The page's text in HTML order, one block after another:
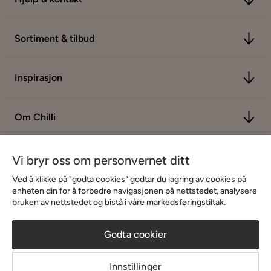
Sortiment & tilbud
Inspirasjon
Om Chilli
Vi bryr oss om personvernet ditt
Ved å klikke på "godta cookies" godtar du lagring av cookies på
enheten din for å forbedre navigasjonen på nettstedet, analysere
bruken av nettstedet og bistå i våre markedsføringstiltak.
Godta cookier
Innstillinger